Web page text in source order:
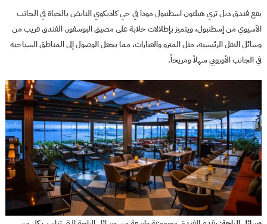
يقع فندق دبل تري هيلتون اسطنبول مودا في حي كاديكوي النابض بالحياة في الجانب
الآسيوي من إسطنبول، ويتميز بإطلالات خلابة على مضيق البوسفور. الفندق قريب من
وسائل النقل الرئيسية، مثل المترو والعبارات، مما يجعل الوصول إلى المناطق السياحية
في الجانب الأوروبي سهلاً ومريحاً.